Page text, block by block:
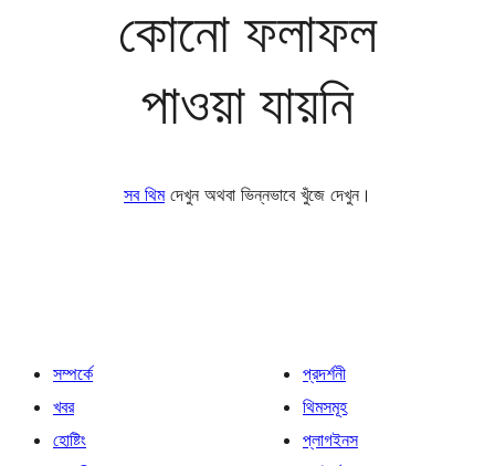
কোনো ফলাফল
পাওয়া যায়নি
সব থিমদেখুন অথবা ভিন্নভাবে খুঁজে দেখুন।
সম্পর্কে
খবর
হোষ্টিং
প্রদর্শনী
থিমসমূহ
প্লাগইনস